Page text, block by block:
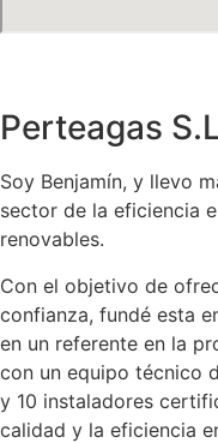
Perteagas
Soy Benjamín, y llevo
sector de la eficiencia
renovables.
Con el objetivo de
confianza, fundé esta
en un referente en la
con un equipo técnico
y 10 instaladores
calidad y la eficiencia